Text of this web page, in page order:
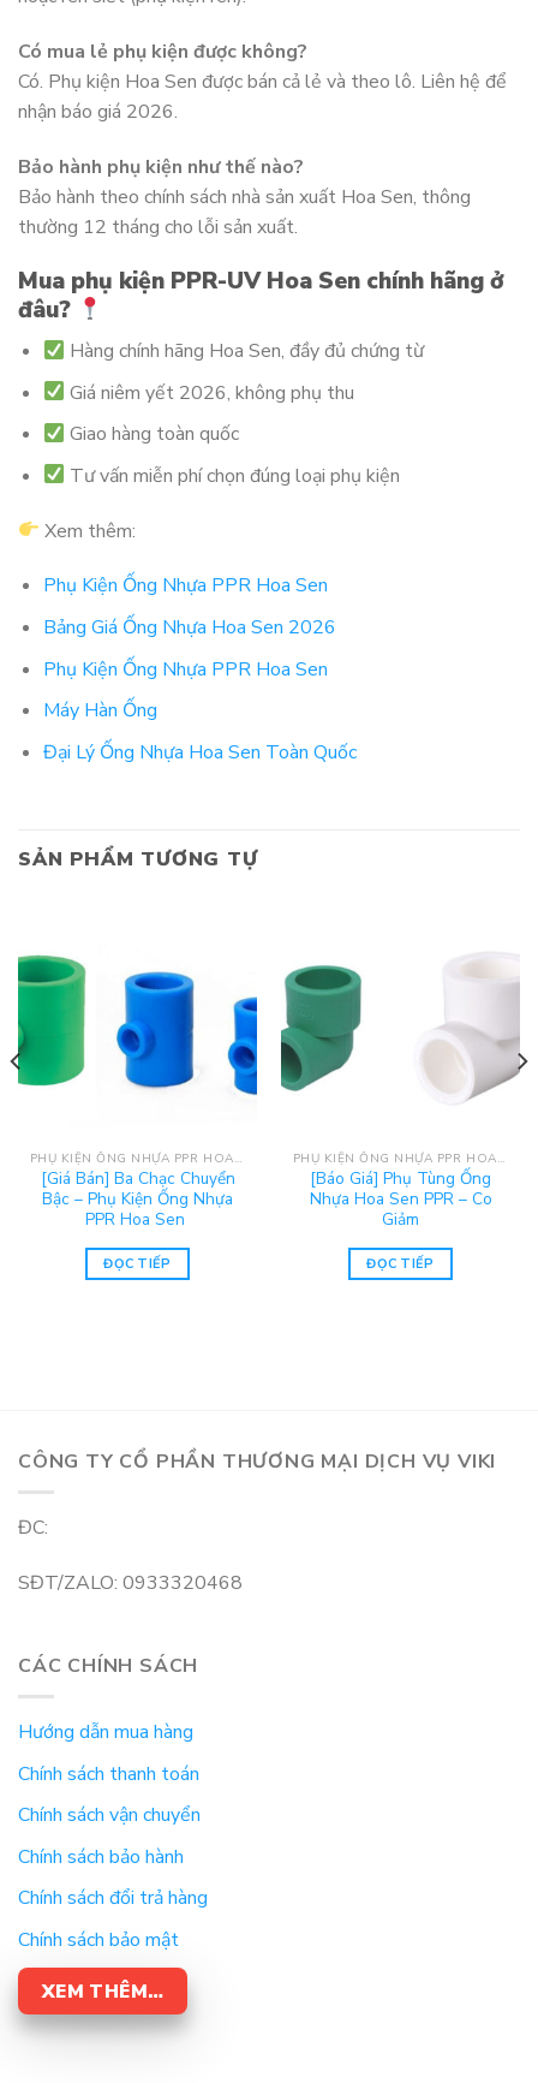
Có mua lẻ phụ kiện được không?
Có. Phụ kiện Hoa Sen được bán cả lẻ và theo lô. Liên hệ để
nhận báo giá 2026.
Bảo hành phụ kiện như thế nào?
Bảo hành theo chính sách nhà sản xuất Hoa Sen, thông
thường 12 tháng cho lỗi sản xuất.
Mua phụ kiện PPR-UV Hoa Sen chính hãng ở
đâu?
Hàng chính hãng Hoa Sen, đầy đủ chứng từ
Giá niêm yết 2026, không phụ thu
Giao hàng toàn quốc
Tư vấn miễn phí chọn đúng loại phụ kiện
Xem thêm:
Phụ Kiện Ống Nhựa PPR Hoa Sen
Bảng Giá Ống Nhựa Hoa Sen 2026
Phụ Kiện Ống Nhựa PPR Hoa Sen
Máy Hàn Ống
Đại Lý Ống Nhựa Hoa Sen Toàn Quốc
SẢN PHẨM TƯƠNG TỰ
PHỤ KIỆN ỐNG NHỰA PPR HOA SEN
[Giá Bán] Ba Chạc Chuyển
Bậc – Phụ Kiện Ống Nhựa
PPR Hoa Sen
ĐỌC TIẾP
PHỤ KIỆN ỐNG NHỰA PPR HOA SEN
[Báo Giá] Phụ Tùng Ống
Nhựa Hoa Sen PPR – Co
Giảm
ĐỌC TIẾP
CÔNG TY CỔ PHẦN THƯƠNG MẠI DỊCH VỤ VIKI
ĐC:
SĐT/ZALO: 0933320468
CÁC CHÍNH SÁCH
Hướng dẫn mua hàng
Chính sách thanh toán
Chính sách vận chuyển
Chính sách bảo hành
Chính sách đổi trả hàng
Chính sách bảo mật
XEM THÊM…